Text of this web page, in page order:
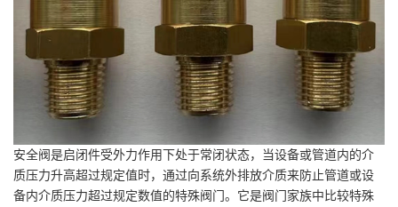
安全阀是启闭件受外力作用下处于常闭状态，当设备或管道内的介
质压力升高超过规定值时，通过向系统外排放介质来防止管道或设
备内介质压力超过规定数值的特殊阀门。它是阀门家族中比较特殊